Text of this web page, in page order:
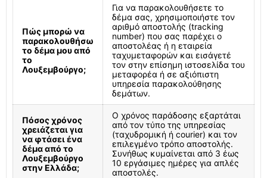
Πώς μπορώ να
παρακολουθήσω
το δέμα μου από
το
Λουξεμβούργο;
Για να παρακολουθήσετε το
δέμα σας, χρησιμοποιήστε τον
αριθμό αποστολής (tracking
number) που σας παρέχει ο
αποστολέας ή η εταιρεία
ταχυμεταφορών και εισάγετέ
τον στην επίσημη ιστοσελίδα του
μεταφορέα ή σε αξιόπιστη
υπηρεσία παρακολούθησης
δεμάτων.
Πόσος χρόνος
χρειάζεται για
να φτάσει ένα
δέμα από το
Λουξεμβούργο
στην Ελλάδα;
Ο χρόνος παράδοσης εξαρτάται
από τον τύπο της υπηρεσίας
(ταχυδρομική ή courier) και τον
επιλεγμένο τρόπο αποστολής.
Συνήθως κυμαίνεται από 3 έως
10 εργάσιμες ημέρες για απλές
αποστολές.